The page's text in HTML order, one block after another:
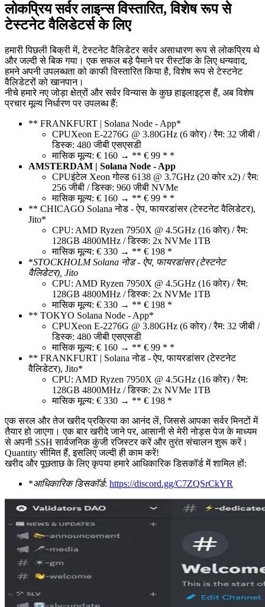
लोकप्रिय सर्वर लाइन्स विस्तारित, विशेष रूप से
टेस्टनेट वैलिडेटर्स के लिए
हमारी पिछली बिक्री में, टेस्टनेट वैलिडेटर सर्वर असाधारण रूप से लोकप्रिय थे
और जल्दी से बिक गया। एक सफल बड़े पैमाने पर रीस्टॉक के लिए धन्यवाद,
हमने अपनी उपलब्धता को काफी विस्तारित किया है, विशेष रूप से टेस्टनेट
वैलिडेटरों को खानपान।
नीचे हमारे नए जोड़ा क्षेत्रों और सर्वर विन्यास के कुछ हाइलाइट्स हैं, अब विशेष
प्रचार मूल्य निर्धारण पर उपलब्ध हैं:
** FRANKFURT | Solana Node - App*
CPUXeon E-2276G @ 3.80GHz (6 कोर) / रैम: 32 जीबी /
डिस्क: 480 जीबी एसएसडी
मासिक मूल्य: € 160 → ** € 99 * *
AMSTERDAM | Solana Node - App
CPUइंटेल Xeon गोल्ड 6138 @ 3.7GHz (20 कोर x2) / रैम:
256 जीबी / डिस्क: 960 जीबी NVMe
मासिक मूल्य: € 160 → ** € 99 * *
** CHICAGO Solana नोड - ऐप, फायरडांसर (टेस्टनेट वैलिडेटर),
Jito*
CPU: AMD Ryzen 7950X @ 4.5GHz (16 कोर) / रैम:
128GB 4800MHz / डिस्क: 2x NVMe 1TB
मासिक मूल्य: € 330 → ** € 198 *
*STOCKHOLM Solana नोड - ऐप, फायरडांसर (टेस्टनेट
वैलिडेटर), Jito
CPU: AMD Ryzen 7950X @ 4.5GHz (16 कोर) / रैम:
128GB 4800MHz / डिस्क: 2x NVMe 1TB
मासिक मूल्य: € 330 → ** € 198 *
** TOKYO Solana Node - App*
CPUXeon E-2276G @ 3.80GHz (6 कोर) / रैम: 32 जीबी /
डिस्क: 480 जीबी एसएसडी
मासिक मूल्य: € 160 → ** € 99 * *
** FRANKFURT | Solana नोड - ऐप, फायरडांसर (टेस्टनेट
वैलिडेटर), Jito*
CPU: AMD Ryzen 7950X @ 4.5GHz (16 कोर) / रैम:
128GB 4800MHz / डिस्क: 2x NVMe 1TB
मासिक मूल्य: € 330 → ** € 198 *
एक सरल और तेज खरीद प्रक्रिया का आनंद लें, जिससे आपका सर्वर मिनटों में
तैयार हो जाएगा। एक बार खरीदे जाने पर, आसानी से मेरी नोड्स पेज के माध्यम
से अपनी SSH सार्वजनिक कुंजी रजिस्टर करें और तुरंत संचालन शुरू करें।
Quantity सीमित हैं, इसलिए जल्दी ही काम करें!
खरीद और पूछताछ के लिए कृपया हमारे आधिकारिक डिसकॉर्ड में शामिल हों:
*आधिकारिक डिसकॉर्ड: https://discord.gg/C7ZQSrCkYR